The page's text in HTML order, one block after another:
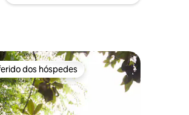
melhores preferidos dos hóspedes
dos hóspedes